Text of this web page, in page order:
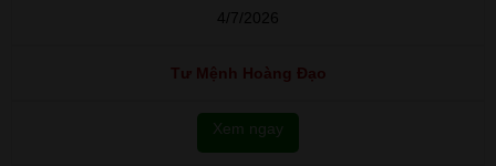
4/7/2026
Tư Mệnh Hoàng Đạo
Xem ngay